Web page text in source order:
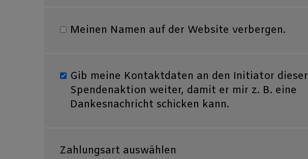
Meinen Namen auf der Website verbergen.
Gib meine Kontaktdaten an den Initiator dieser
Spendenaktion weiter, damit er mir z. B. eine
Dankesnachricht schicken kann.
Zahlungsart auswählen